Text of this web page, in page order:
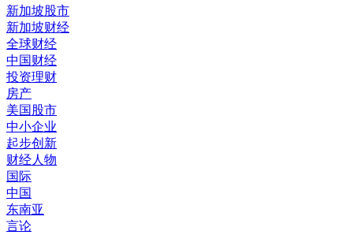
新加坡股市
新加坡财经
全球财经
中国财经
投资理财
房产
美国股市
中小企业
起步创新
财经人物
国际
中国
东南亚
言论